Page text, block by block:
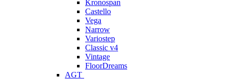
Kronospan
Castello
Vega
Narrow
Variostep
Classic v4
Vintage
FloorDreams
AGT